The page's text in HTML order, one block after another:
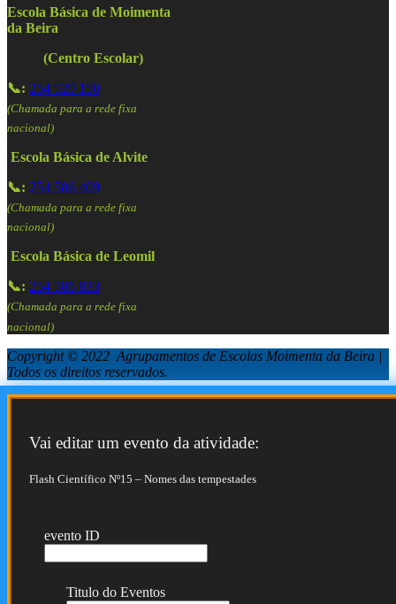
Escola Básica de Moimenta
da Beira
(Centro Escolar)
📞: 254 520 150
(Chamada para a rede fixa
nacional)
Escola Básica de Alvite
📞: 254 586 409
(Chamada para a rede fixa
nacional)
Escola Básica de Leomil
📞: 254 586 833
(Chamada para a rede fixa
nacional)
Copyright © 2022 Agrupamentos de Escolas Moimenta da Beira |
Todos os direitos reservados.
Vai editar um evento da atividade:
Flash Científico Nº15 – Nomes das tempestades
evento ID
Titulo do Eventos